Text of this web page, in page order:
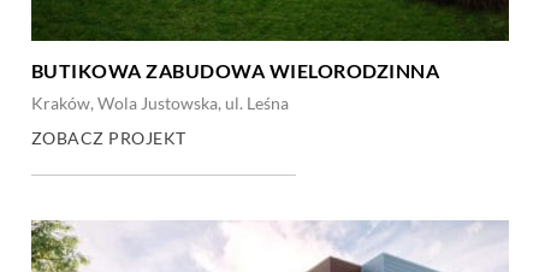
BUTIKOWA ZABUDOWA WIELORODZINNA
Kraków, Wola Justowska, ul. Leśna
ZOBACZ PROJEKT